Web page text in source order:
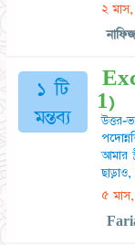
২ মাস,
১ টি
মন্তব্য
1)
উত্তর-
আমার
৫ মাস,